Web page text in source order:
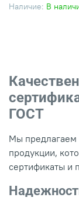
Наличие: В
ГОСТ
Мы предлагаем
продукции,
сертификаты и